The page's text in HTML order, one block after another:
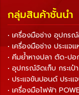
กลุ่มสินค้าชั้นนำ
• เครื่องมือช่าง อุปกร
• เครื่องมือช่าง ประแจ
• คีมย้ำหางปลา ตัด-ปอ
• อุปกรณ์จัดเก็บ กระเ
• ประแจขันปอนด์ ประ
• เครื่องมือไฟฟ้า